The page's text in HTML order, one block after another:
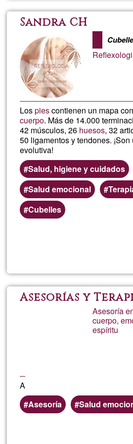
Sandra CH
Lospiescontienen un mapa
cuerpo. Más de 14.000
42 músculos, 26 huesos, 32
50 ligamentos y tendones.
evolutiva!
Salud, higiene y cuidados
Salud emocional
Cubelles
Asesorías y
Asesoría
cuerpo,
espíritu
A
Asesoría
Salud